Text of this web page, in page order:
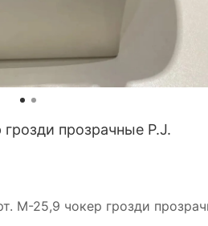
М-25,9 чокер грозди
прозрачные P.J.